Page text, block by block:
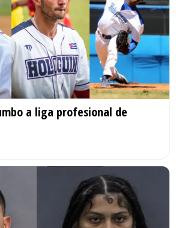
a liga profesional de